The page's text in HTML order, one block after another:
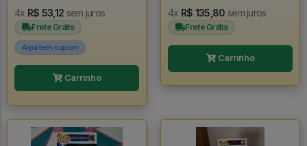
4x R$ 53,12 sem juros
Frete Grátis
Aqui tem cupom
Carrinho
4x R$ 135,80 sem juros
Frete Grátis
Carrinho